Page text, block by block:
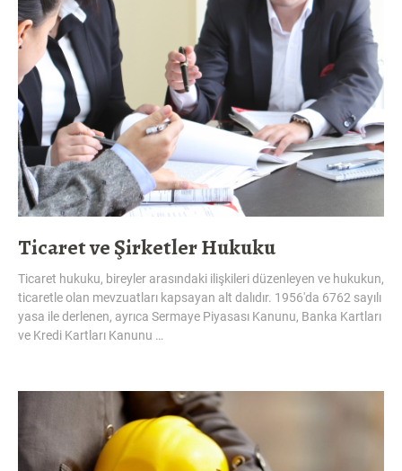
Ticaret ve Şirketler Hukuku
Ticaret hukuku, bireyler arasındaki ilişkileri düzenleyen ve hukukun,
ticaretle olan mevzuatları kapsayan alt dalıdır. 1956'da 6762 sayılı
yasa ile derlenen, ayrıca Sermaye Piyasası Kanunu, Banka Kartları
ve Kredi Kartları Kanunu …